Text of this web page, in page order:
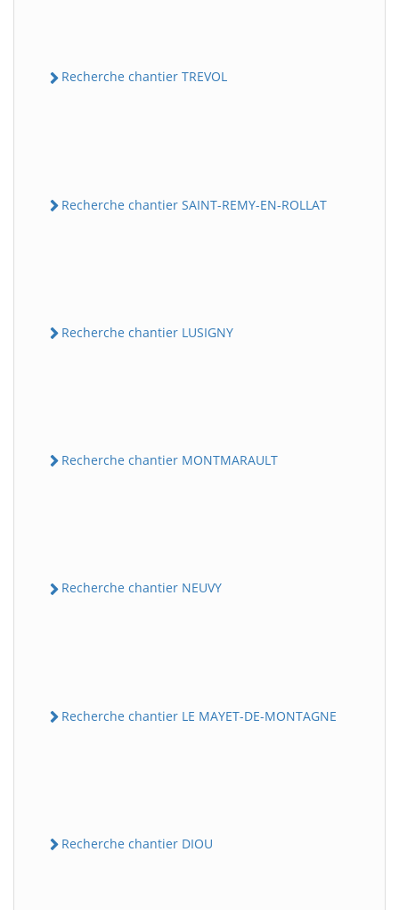
Recherche chantier TREVOL
Recherche chantier SAINT-REMY-EN-ROLLAT
Recherche chantier LUSIGNY
Recherche chantier MONTMARAULT
Recherche chantier NEUVY
Recherche chantier LE MAYET-DE-MONTAGNE
Recherche chantier DIOU